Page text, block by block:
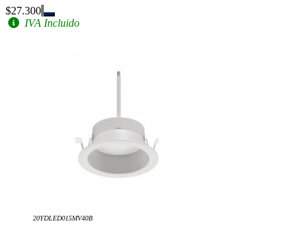
$27.300
IVA Incluido
20YDLED015MV40B